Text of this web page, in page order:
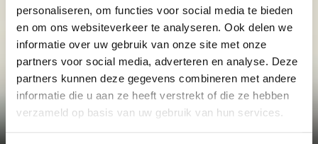
personaliseren, om functies voor social media te bieden
en om ons websiteverkeer te analyseren. Ook delen we
informatie over uw gebruik van onze site met onze
partners voor social media, adverteren en analyse. Deze
partners kunnen deze gegevens combineren met andere
informatie die u aan ze heeft verstrekt of die ze hebben
verzameld op basis van uw gebruik van hun services.